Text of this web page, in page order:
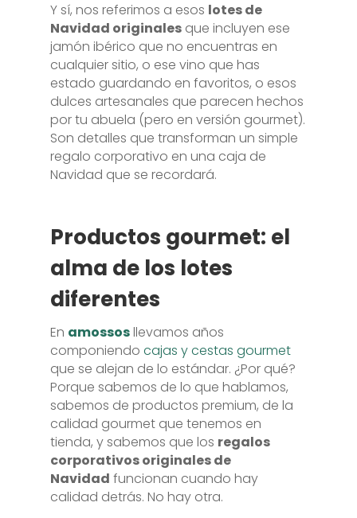
Y sí, nos referimos a esos lotes de
Navidad originalesque incluyen ese
jamón ibérico que no encuentras en
cualquier sitio, o ese vino que has
estado guardando en favoritos, o esos
dulces artesanales que parecen hechos
por tu abuela (pero en versión gourmet).
Son detalles que transforman un simple
regalo corporativo en una caja de
Navidad que se recordará.
Productos gourmet: el
alma de los lotes
diferentes
En amossosllevamos años
componiendo cajas y cestas gourmet
que se alejan de lo estándar. ¿Por qué?
Porque sabemos de lo que hablamos,
sabemos de productos premium, de la
calidad gourmet que tenemos en
tienda, y sabemos que los regalos
corporativos originales de
Navidad funcionan cuando hay
calidad detrás. No hay otra.